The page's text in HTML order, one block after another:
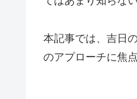
本記事では、吉日
のアプローチに焦